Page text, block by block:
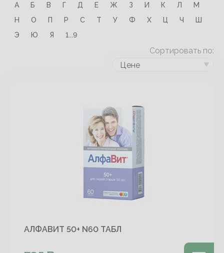
А Б В Г Д Е Ж З И К Л
М
Н
О П Р С Т У Ф Х Ц Ч
Ш
Э
Ю Я 1...9
Сортировать по:
Цене
АЛФАВИТ 50+ N60 ТАБЛ